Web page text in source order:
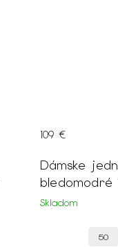
Dámske jednofarebné
bledomodré
Skladom
109 €
50